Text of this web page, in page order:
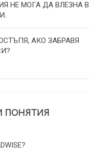
НЕ МОГА ДА ВЛЕЗНА В
АКО ЗАБРАВЯ
ПОНЯТИЯ